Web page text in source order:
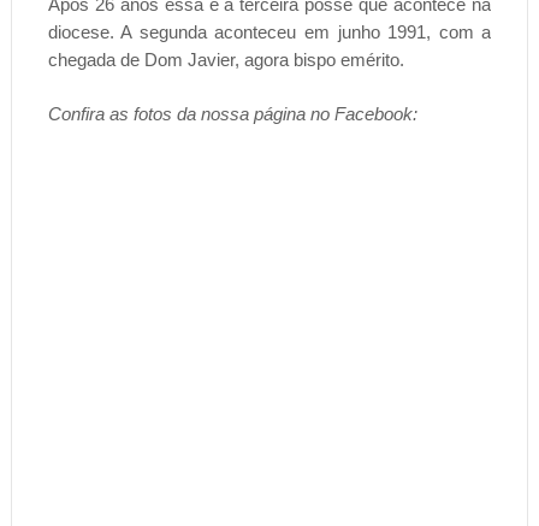
diocese. A segunda aconteceu em junho 1991, com a
chegada de Dom Javier, agora bispo emérito.
Confira as fotos da nossa página no Facebook: